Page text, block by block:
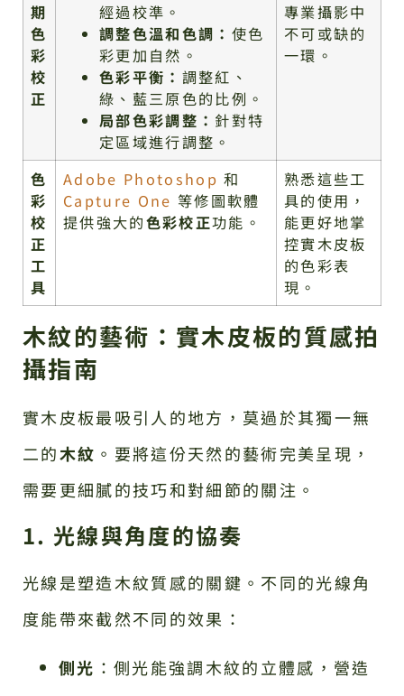
期
色
彩
校
正
經過校準。
調整色溫和色調： 使色
彩更加自然。
色彩平衡： 調整紅、
綠、藍三原色的比例。
局部色彩調整： 針對特
定區域進行調整。
專業攝影中
不可或缺的
一環。
色
彩
校
正
工
具
Adobe Photoshop 和
Capture One 等修圖軟體
提供強大的色彩校正功能。
熟悉這些工
具的使用，
能更好地掌
控實木皮板
的色彩表
現。
木紋的藝術：實木皮板的質感拍
攝指南
實木皮板最吸引人的地方，莫過於其獨一無
二的木紋 。要將這份天然的藝術完美呈現，
需要更細膩的技巧和對細節的關注。
1. 光線與角度的協奏
光線是塑造木紋質感的關鍵。不同的光線角
度能帶來截然不同的效果：
側光 ：側光能強調木紋的立體感，營造